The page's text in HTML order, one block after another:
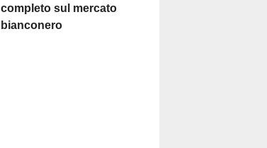
completo sul mercato
bianconero